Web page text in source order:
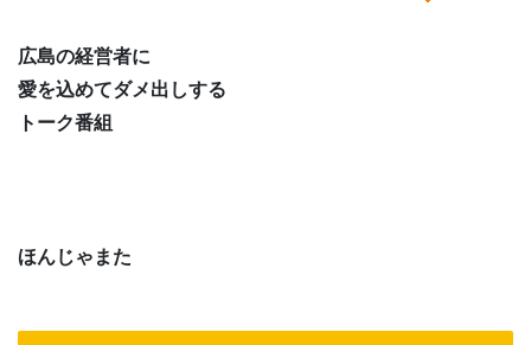
広島の経営者に
愛を込めてダメ出しする
トーク番組
ほんじゃまた